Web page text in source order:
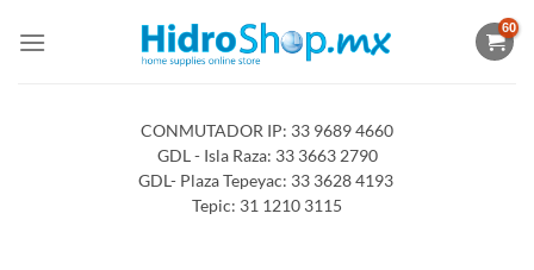
CONMUTADOR IP: 33 9689 4660
GDL - Isla Raza: 33 3663 2790
GDL- Plaza Tepeyac: 33 3628 4193
Tepic: 31 1210 3115